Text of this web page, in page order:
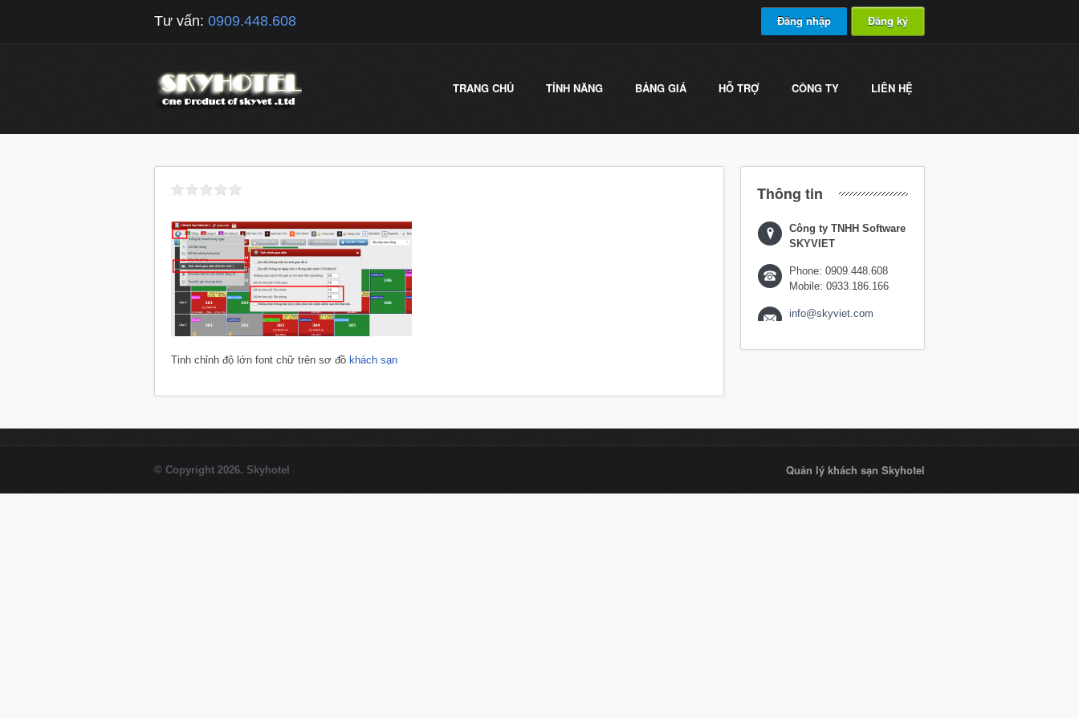
Tư vấn: 0909.448.608 Đăng nhập Đăng ký
TRANG CHỦ TÍNH NĂNG BẢNG GIÁ HỖ TRỢ CÔNG TY LIÊN HỆ
Tinh chỉnh độ lớn font chữ trên sơ đồ khách sạn
Thông tin
Công ty TNHH Software
SKYVIET
Phone: 0909.448.608
Mobile: 0933.186.166
info@skyviet.com
© Copyright 2026. Skyhotel Quản lý khách sạn Skyhotel